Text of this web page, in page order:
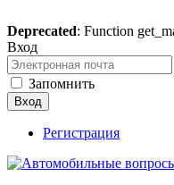
Deprecated: Function
Вход
Запомнить
Регистрация